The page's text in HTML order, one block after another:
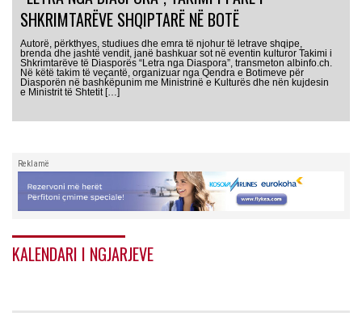
SHKRIMTARËVE SHQIPTARË NË BOTË
Autorë, përkthyes, studiues dhe emra të njohur të letrave shqipe,
brenda dhe jashtë vendit, janë bashkuar sot në eventin kulturor Takimi i
Shkrimtarëve të Diasporës “Letra nga Diaspora”, transmeton albinfo.ch.
Në këtë takim të veçantë, organizuar nga Qendra e Botimeve për
Diasporën në bashkëpunim me Ministrinë e Kulturës dhe nën kujdesin
e Ministrit të Shtetit […]
Reklamë
KALENDARI I NGJARJEVE